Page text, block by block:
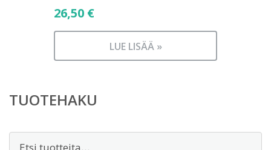
26,50 €
LUE LISÄÄ »
TUOTEHAKU